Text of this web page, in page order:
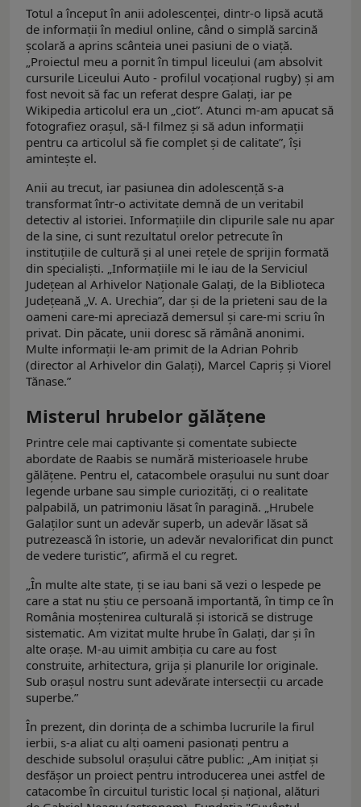
Totul a început în anii adolescenței, dintr-o lipsă acută
de informații în mediul online, când o simplă sarcină
școlară a aprins scânteia unei pasiuni de o viață.
„Proiectul meu a pornit în timpul liceului (am absolvit
cursurile Liceului Auto - profilul vocațional rugby) şi am
fost nevoit să fac un referat despre Galați, iar pe
Wikipedia articolul era un „ciot”. Atunci m-am apucat să
fotografiez oraşul, să-l filmez şi să adun informații
pentru ca articolul să fie complet și de calitate”, își
amintește el.
Anii au trecut, iar pasiunea din adolescență s-a
transformat într-o activitate demnă de un veritabil
detectiv al istoriei. Informațiile din clipurile sale nu apar
de la sine, ci sunt rezultatul orelor petrecute în
instituțiile de cultură și al unei rețele de sprijin formată
din specialiști. „Informațiile mi le iau de la Serviciul
Județean al Arhivelor Naționale Galați, de la Biblioteca
Județeană „V. A. Urechia”, dar şi de la prieteni sau de la
oameni care-mi apreciază demersul şi care-mi scriu în
privat. Din păcate, unii doresc să rămână anonimi.
Multe informații le-am primit de la Adrian Pohrib
(director al Arhivelor din Galaţi), Marcel Capriş și Viorel
Tănase.”
Misterul hrubelor gălățene
Printre cele mai captivante și comentate subiecte
abordate de Raabis se numără misterioasele hrube
gălățene. Pentru el, catacombele orașului nu sunt doar
legende urbane sau simple curiozități, ci o realitate
palpabilă, un patrimoniu lăsat în paragină. „Hrubele
Galaților sunt un adevăr superb, un adevăr lăsat să
putrezească în istorie, un adevăr nevalorificat din punct
de vedere turistic”, afirmă el cu regret.
„În multe alte state, ți se iau bani să vezi o lespede pe
care a stat nu știu ce persoană importantă, în timp ce în
România moștenirea culturală și istorică se distruge
sistematic. Am vizitat multe hrube în Galați, dar şi în
alte oraşe. M-au uimit ambiția cu care au fost
construite, arhitectura, grija și planurile lor originale.
Sub orașul nostru sunt adevărate intersecții cu arcade
superbe.”
În prezent, din dorința de a schimba lucrurile la firul
ierbii, s-a aliat cu alți oameni pasionați pentru a
deschide subsolul orașului către public: „Am inițiat şi
desfăşor un proiect pentru introducerea unei astfel de
catacombe în circuitul turistic local și național, alături